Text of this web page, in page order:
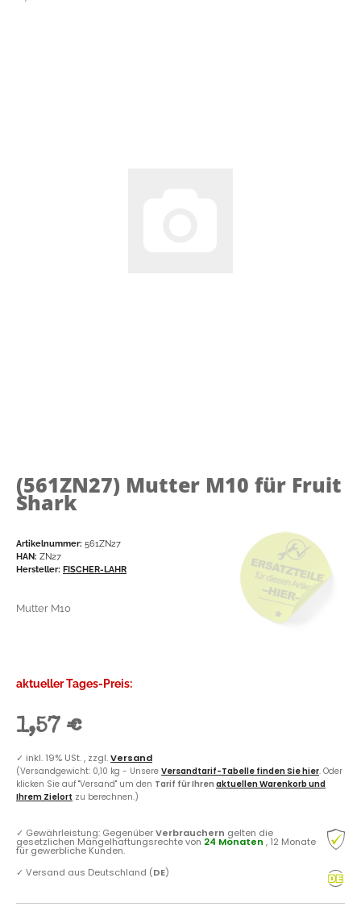
(561ZN27) Mutter M10 für Fruit
Shark
Artikelnummer: 561ZN27
HAN: ZN27
Hersteller: FISCHER-LAHR
Mutter M10
aktueller Tages-Preis:
1,57 €
✓ inkl. 19% USt. , zzgl.Versand
(Versandgewicht: 0,10 kg - Unsere Versandtarif-Tabelle finden Sie hier. Oder
klicken Sie auf "Versand" um den Tarif für Ihren aktuellen Warenkorb und
Ihrem Zielort zu berechnen.)
✓ Gewährleistung: GegenüberVerbrauchern gelten die
gesetzlichen Mängelhaftungsrechte von 24 Monaten , 12 Monate
für gewerbliche Kunden.
✓ Versand aus Deutschland (DE)